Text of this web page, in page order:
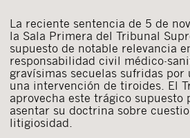
La reciente sentencia de 5 de
la Sala Primera del Tribunal
supuesto de notable relevancia
responsabilidad civil médico-
gravísimas secuelas sufridas
una intervención de tiroides. El
aprovecha este trágico supuesto
asentar su doctrina sobre
litigiosidad.